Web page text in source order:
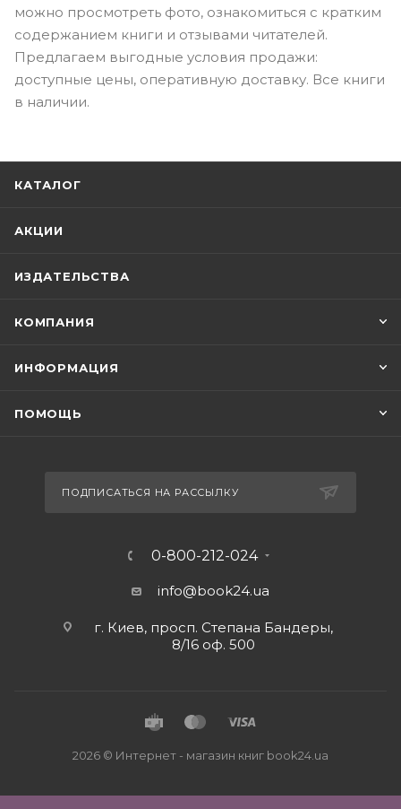
можно просмотреть фото, ознакомиться с кратким
содержанием книги и отзывами читателей.
Предлагаем выгодные условия продажи:
доступные цены, оперативную доставку. Все книги
в наличии.
КАТАЛОГ
АКЦИИ
ИЗДАТЕЛЬСТВА
КОМПАНИЯ
ИНФОРМАЦИЯ
ПОМОЩЬ
ПОДПИСАТЬСЯ НА РАССЫЛКУ
0-800-212-024
info@book24.ua
г. Киев, просп. Степана Бандеры,
8/16 оф. 500
2026 © Интернет - магазин книг book24.ua